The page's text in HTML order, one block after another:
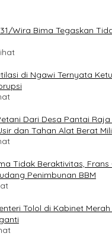
Wira Bima Tegaskan
di Ngawi Ternyata
Dari Desa Pantai
dan Tahan Alat Berat
Tidak Beraktivitas,
Penimbunan BBM
Tolol di Kabinet